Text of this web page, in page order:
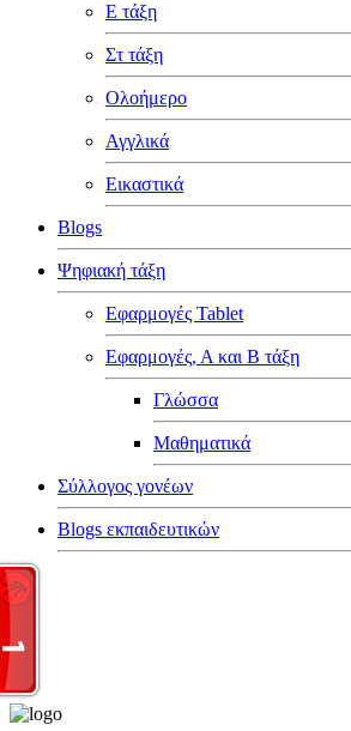
Ε τάξη
Στ τάξη
Ολοήμερο
Αγγλικά
Εικαστικά
Blogs
Ψηφιακή τάξη
Εφαρμογές Tablet
Εφαρμογές, Α και Β τάξη
Γλώσσα
Μαθηματικά
Σύλλογος γονέων
Blogs εκπαιδευτικών